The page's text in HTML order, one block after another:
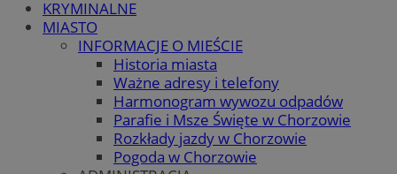
KRYMINALNE
MIASTO
INFORMACJE O MIEŚCIE
Historia miasta
Ważne adresy i telefony
Harmonogram wywozu odpadów
Parafie i Msze Święte w Chorzowie
Rozkłady jazdy w Chorzowie
Pogoda w Chorzowie